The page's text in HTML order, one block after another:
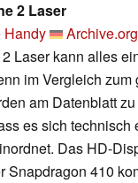
2 Laser
Handy
Laser kann alles
im Vergleich zum
am Datenblatt
es sich technisch
Das HD-
Snapdragon 410